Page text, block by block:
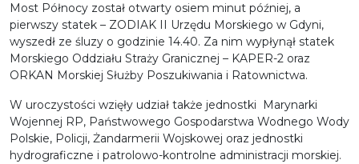
Most Północy został otwarty osiem minut później, a
pierwszy statek – ZODIAK II Urzędu Morskiego w Gdyni,
wyszedł ze śluzy o godzinie 14.40. Za nim wypłynął statek
Morskiego Oddziału Straży Granicznej – KAPER-2 oraz
ORKAN Morskiej Służby Poszukiwania i Ratownictwa.
W uroczystości wzięły udział także jednostki Marynarki
Wojennej RP, Państwowego Gospodarstwa Wodnego Wody
Polskie, Policji, Żandarmerii Wojskowej oraz jednostki
hydrograficzne i patrolowo-kontrolne administracji morskiej.